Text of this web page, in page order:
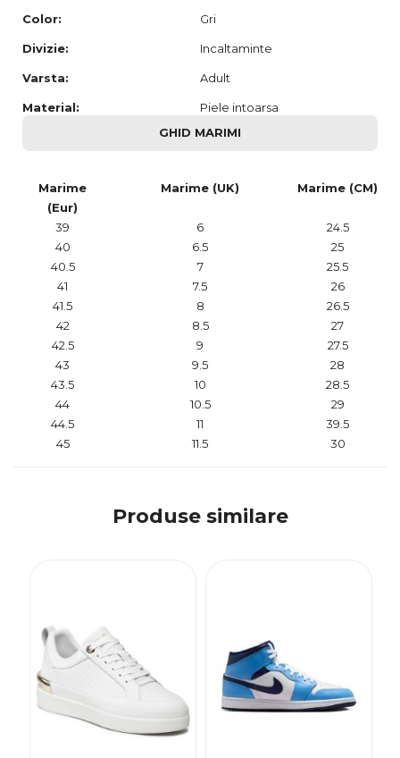
Color: Gri
Divizie: Incaltaminte
Varsta: Adult
Material:
Piele intoarsa
GHID MARIMI
Marime
(Eur)
Marime (UK) Marime (CM)
39 6
24.5
40
6.5
25
40.5
7
25.5
41
7.5
26
41.5
8
26.5
42
8.5
27
42.5
9
27.5
43
9.5
28
43.5
10
28.5
44
10.5
29
44.5
11
39.5
45
11.5 30
Produse similare